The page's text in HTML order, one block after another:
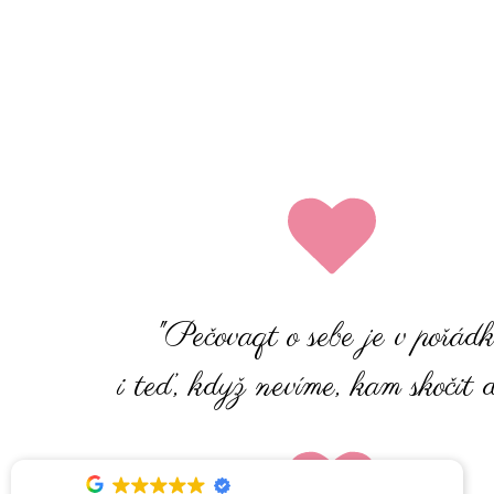
"Pečovaqt o sebe je v
i teď, když nevíme, kam skočit